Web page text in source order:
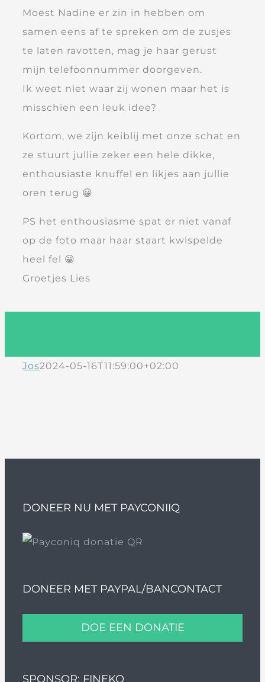
Moest Nadine er zin in hebben om
samen eens af te spreken om de zusjes
te laten ravotten, mag je haar gerust
mijn telefoonnummer doorgeven.
Ik weet niet waar zij wonen maar het is
misschien een leuk idee?
Kortom, we zijn keiblij met onze schat en
ze stuurt jullie zeker een hele dikke,
enthousiaste knuffel en likjes aan jullie
oren terug 😀
PS het enthousiasme spat er niet vanaf
op de foto maar haar staart kwispelde
heel fel 😀
Groetjes Lies
Jos2024-05-16T11:59:00+02:00
DONEER NU MET PAYCONIIQ
DONEER MET PAYPAL/BANCONTACT
DOE EEN DONATIE
SPONSOR: FINEKO